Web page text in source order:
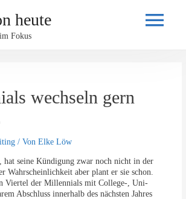
heute
Fokus
wechseln gern
/ VonElke Löw
hat seine Kündigung zwar noch nicht in der
Wahrscheinlichkeit aber plant er sie schon.
Viertel der Millennials mit College-, Uni-
Abschluss innerhalb des nächsten Jahres